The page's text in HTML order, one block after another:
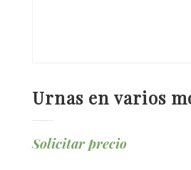
Urnas en varios
Solicitar precio